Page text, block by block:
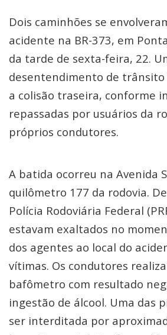
Dois caminhões se
acidente na BR-373, em
da tarde de sexta-feira, 22.
desentendimento de
a colisão traseira, conforme
repassadas por usuários da
próprios condutores.
A batida ocorreu na Avenida
quilômetro 177 da rodovia.
Polícia Rodoviária Federal
estavam exaltados no
dos agentes ao local do
vítimas. Os condutores
bafômetro com resultado
ingestão de álcool. Uma das
ser interditada por